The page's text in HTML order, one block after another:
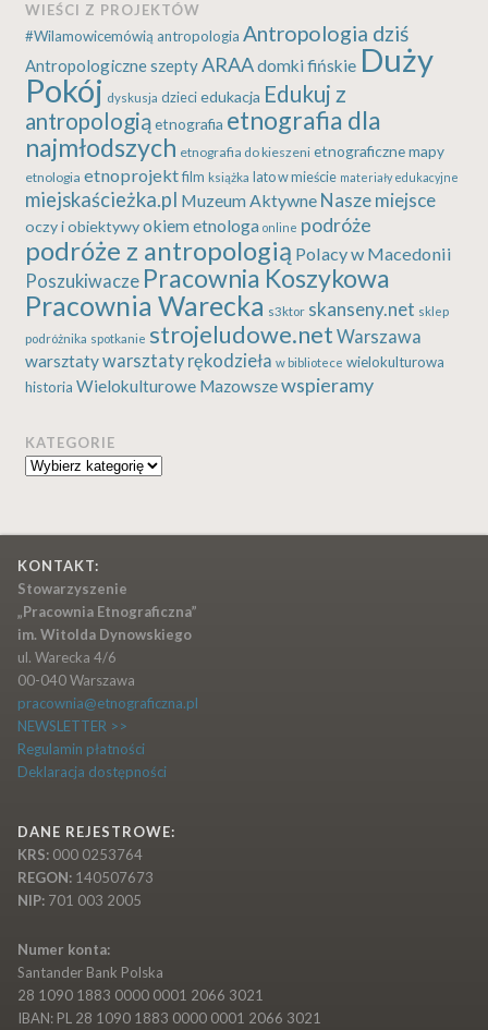
WIEŚCI Z PROJEKTÓW
#Wilamowicemówią antropologia Antropologia dziś
Antropologiczne szeptyARAAdomki fińskie Duży
Pokój dyskusja dzieci edukacja Edukuj z
antropologiąetnografia etnografia dla
najmłodszych etnografia do kieszeni etnograficzne mapy
etnologia etnoprojekt film książka lato w mieście materiały edukacyjne
miejskaścieżka.pl Muzeum Aktywne Nasze miejsce
oczy i obiektywyokiem etnologa online podróże
podróże z antropologią Polacy w Macedonii
Poszukiwacze Pracownia Koszykowa
Pracownia Warecka s3ktor skanseny.net sklep
podróżnika spotkanie strojeludowe.net Warszawa
warsztatywarsztaty rękodzieła w bibliotece wielokulturowa
historia Wielokulturowe Mazowszewspieramy
KATEGORIE
Kategorie
KONTAKT:
Stowarzyszenie
„Pracownia Etnograficzna”
im. Witolda Dynowskiego
ul. Warecka 4/6
00-040 Warszawa
pracownia@etnograficzna.pl
NEWSLETTER >>
Regulamin płatności
Deklaracja dostępności
DANE REJESTROWE:
KRS:000 0253764
REGON:140507673
NIP:701 003 2005
Numer konta:
Santander Bank Polska
28 1090 1883 0000 0001 2066 3021
IBAN: PL 28 1090 1883 0000 0001 2066 3021